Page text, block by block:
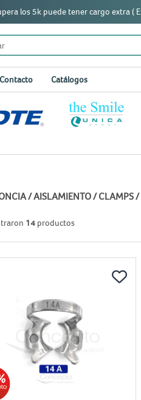
los 5k puede tener cargo extra (
Catálogos
/AISLAMIENTO/CLAMPS/
14 productos